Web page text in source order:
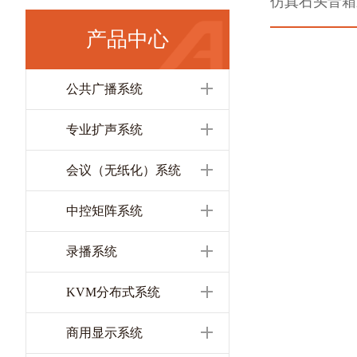
产品中心
公共广播系统
专业扩声系统
会议（无纸化）系统
中控矩阵系统
录播系统
KVM分布式系统
商用显示系统